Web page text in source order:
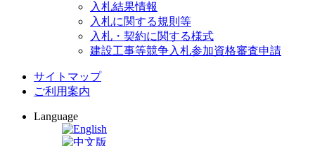
入札結果情報
入札に関する規則等
入札・契約に関する様式
建設工事等競争入札参加資格審査申請
サイトマップ
ご利用案内
Language